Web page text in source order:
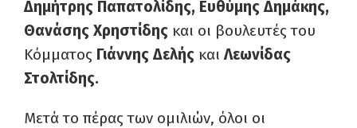
Δημήτρης Παπατολίδης, Ευθύμης Δημάκης,
Θανάσης Χρηστίδης και οι βουλευτές του
Κόμματος Γιάννης Δελής και Λεωνίδας
Στολτίδης.
Μετά το πέρας των ομιλιών, όλοι οι